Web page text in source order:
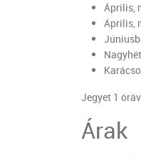
Április,
Április,
Jegyet 1
Árak